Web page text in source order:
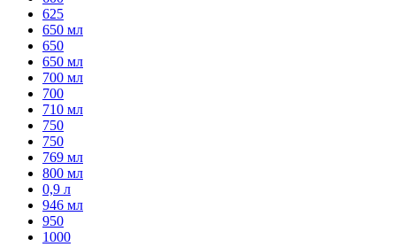
625
650 мл
650
650 мл
700 мл
700
710 мл
750
750
769 мл
800 мл
0,9 л
946 мл
950
1000